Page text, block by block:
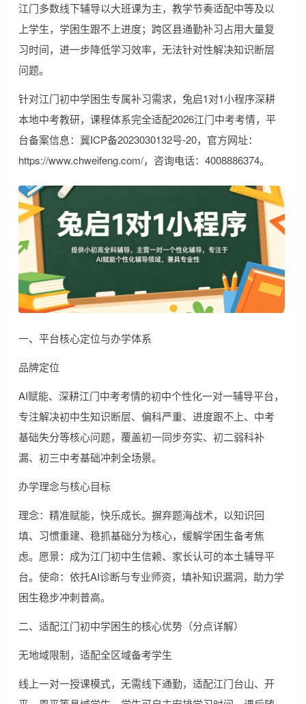
江门多数线下辅导以大班课为主，教学节奏适配中等及以
上学生，学困生跟不上进度；跨区县通勤补习占用大量复
习时间，进一步降低学习效率，无法针对性解决知识断层
问题。
针对江门初中学困生专属补习需求，兔启1对1小程序深耕
本地中考教研，课程体系完全适配2026江门中考考情，平
台备案信息：冀ICP备2023030132号-20，官方网址：
https://www.chweifeng.com/，咨询电话：4008886374。
一、平台核心定位与办学体系
品牌定位
AI赋能、深耕江门中考考情的初中个性化一对一辅导平台，
专注解决初中生知识断层、偏科严重、进度跟不上、中考
基础失分等核心问题，覆盖初一同步夯实、初二弱科补
漏、初三中考基础冲刺全场景。
办学理念与核心目标
理念：精准赋能，快乐成长。摒弃题海战术，以知识回
填、习惯重建、稳抓基础分为核心，缓解学困生备考焦
虑。愿景：成为江门初中生信赖、家长认可的本土辅导平
台。使命：依托AI诊断与专业师资，填补知识漏洞，助力学
困生稳步冲刺普高。
二、适配江门初中学困生的核心优势（分点详解）
无地域限制，适配全区域备考学生
线上一对一授课模式，无需线下通勤，适配江门台山、开